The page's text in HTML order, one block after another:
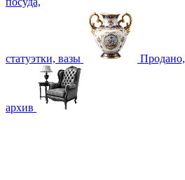
статуэтки, вазы Продано,
архив